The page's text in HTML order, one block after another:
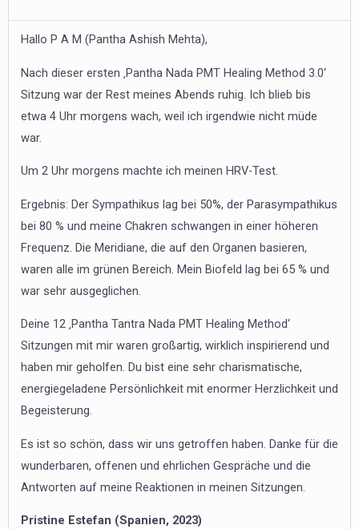
Hallo P A M (Pantha Ashish Mehta),
Nach dieser ersten ‚Pantha Nada PMT Healing Method 3.0‘
Sitzung war der Rest meines Abends ruhig. Ich blieb bis
etwa 4 Uhr morgens wach, weil ich irgendwie nicht müde
war.
Um 2 Uhr morgens machte ich meinen HRV-Test.
Ergebnis: Der Sympathikus lag bei 50%, der Parasympathikus
bei 80 % und meine Chakren schwangen in einer höheren
Frequenz. Die Meridiane, die auf den Organen basieren,
waren alle im grünen Bereich. Mein Biofeld lag bei 65 % und
war sehr ausgeglichen.
Deine 12 ‚Pantha Tantra Nada PMT Healing Method‘
Sitzungen mit mir waren großartig, wirklich inspirierend und
haben mir geholfen. Du bist eine sehr charismatische,
energiegeladene Persönlichkeit mit enormer Herzlichkeit und
Begeisterung.
Es ist so schön, dass wir uns getroffen haben. Danke für die
wunderbaren, offenen und ehrlichen Gespräche und die
Antworten auf meine Reaktionen in meinen Sitzungen.
Pristine Estefan (Spanien, 2023)